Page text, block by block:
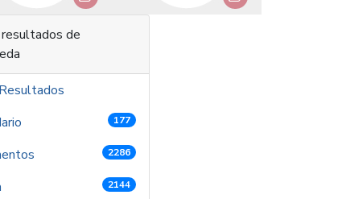
de
177
2286
2144